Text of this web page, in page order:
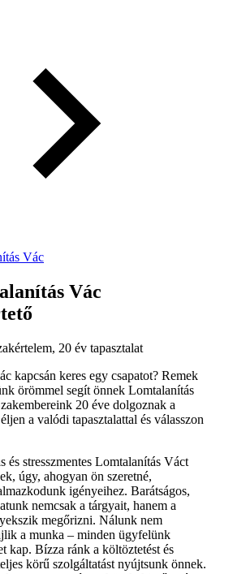
Vác
Vác
20 év tapasztalat
kapcsán keres egy csapatot? Remek
örömmel segít önnek Lomtalanítás
20 éve dolgoznak a
a valódi tapasztalattal és válasszon
és stresszmentes Lomtalanítás Váct
úgy, ahogyan ön szeretné,
igényeihez. Barátságos,
nemcsak a tárgyait, hanem a
megőrizni. Nálunk nem
a munka – minden ügyfelünk
kap. Bízza ránk a költöztetést és
körű szolgáltatást nyújtsunk önnek.